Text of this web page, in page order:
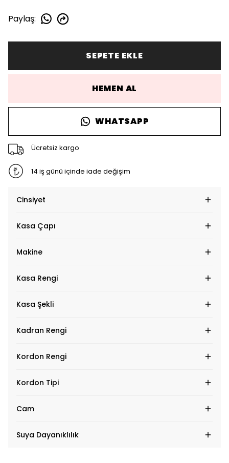
Paylaş:
SEPETE EKLE
HEMEN AL
WHATSAPP
Ücretsiz kargo
14 iş günü içinde iade değişim
Cinsiyet
Kasa Çapı
Makine
Kasa Rengi
Kasa Şekli
Kadran Rengi
Kordon Rengi
Kordon Tipi
Cam
Suya Dayanıklılık